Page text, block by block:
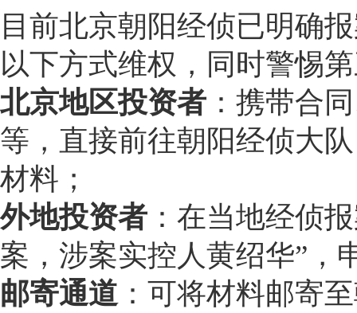
目前北京朝阳经侦已明确
以下方式维权，同时警惕
北京地区投资者 ：携带合
等，直接前往朝阳经侦大
材料；
外地投资者 ：在当地经侦
案，涉案实控人黄绍华”，
邮寄通道 ：可将材料邮寄